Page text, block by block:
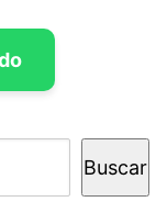
Buscar